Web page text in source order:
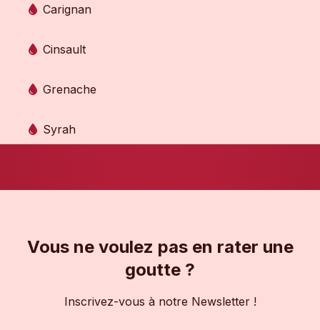
Carignan
Cinsault
Grenache
Syrah
Vous ne voulez pas en rater une
goutte ?
Inscrivez-vous à notre Newsletter !